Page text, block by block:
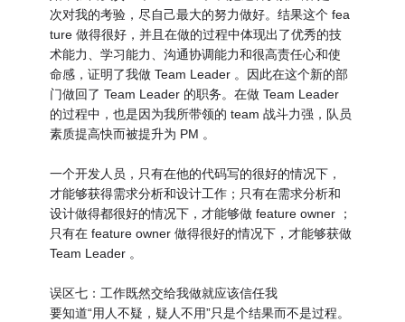
次对我的考验，尽自己最大的努力做好。结果这个 fea
ture 做得很好，并且在做的过程中体现出了优秀的技
术能力、学习能力、沟通协调能力和很高责任心和使
命感，证明了我做 Team Leader 。因此在这个新的部
门做回了 Team Leader 的职务。在做 Team Leader
的过程中，也是因为我所带领的 team 战斗力强，队员
素质提高快而被提升为 PM 。
一个开发人员，只有在他的代码写的很好的情况下，
才能够获得需求分析和设计工作；只有在需求分析和
设计做得都很好的情况下，才能够做 feature owner ；
只有在 feature owner 做得很好的情况下，才能够获做
Team Leader 。
误区七：工作既然交给我做就应该信任我
要知道“用人不疑，疑人不用”只是个结果而不是过程。